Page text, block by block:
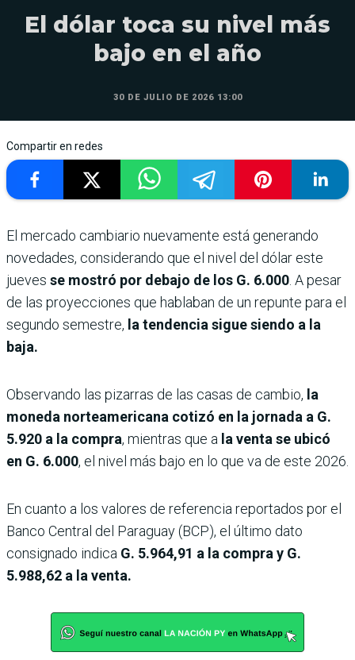
El dólar toca su nivel más
bajo en el año
30 DE JULIO DE 2026 13:00
Compartir en redes
El mercado cambiario nuevamente está generando
novedades, considerando que el nivel del dólar este
jueves se mostró por debajo de los G. 6.000. A pesar
de las proyecciones que hablaban de un repunte para el
segundo semestre, la tendencia sigue siendo a la
baja.
Observando las pizarras de las casas de cambio, la
moneda norteamericana cotizó en la jornada a G.
5.920 a la compra, mientras que a la venta se ubicó
en G. 6.000, el nivel más bajo en lo que va de este 2026.
En cuanto a los valores de referencia reportados por el
Banco Central del Paraguay (BCP), el último dato
consignado indica G. 5.964,91 a la compra y G.
5.988,62 a la venta.